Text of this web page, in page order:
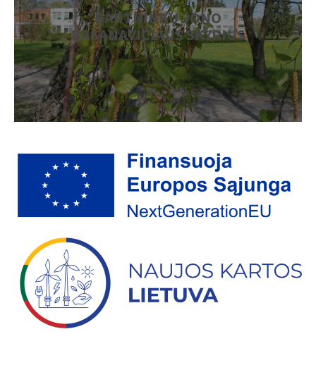
BARTNINKŲ JONO
BASANAVIČIAUS SKYRIUS